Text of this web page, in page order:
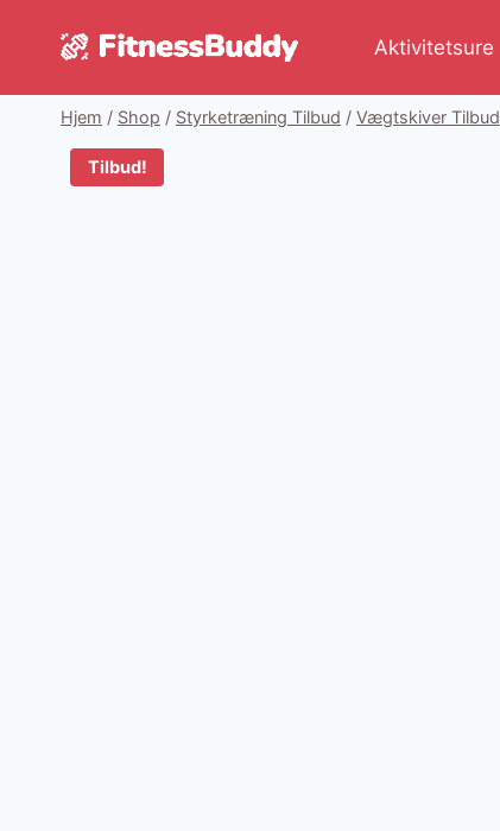
Aktivitetsure
Hjem / Shop / Styrketræning Tilbud / Vægtskiver Tilbud
Tilbud!